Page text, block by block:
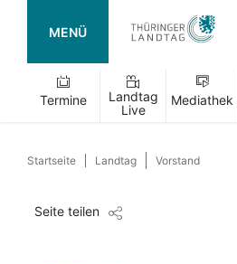
MENÜ
Termine
Landtag
Live
Mediathek
Startseite Landtag Vorstand
Seite teilen